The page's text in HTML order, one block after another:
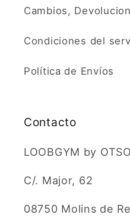
Cambios,
Condiciones del
Política de Envíos
Contacto
LOOBGYM by OTSO
C/. Major, 62
08750 Molins de